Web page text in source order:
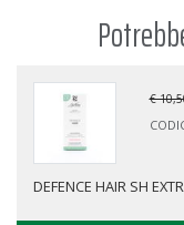
€
DEFENCE HAIR SH